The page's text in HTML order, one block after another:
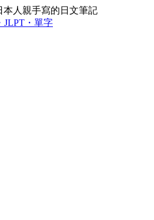
本人親手寫的日文筆記
JLPT・單字